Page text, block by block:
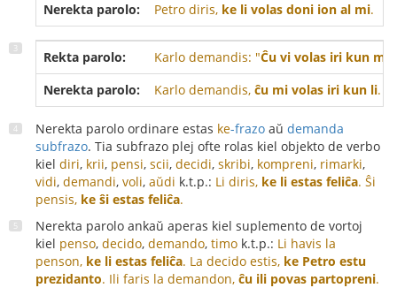
Nerekta parolo:
Petro diris, ke li volas doni ion al mi.
Rekta parolo: Karlo demandis: "Ĉu vi volas iri kun mi?
Nerekta parolo:
Karlo demandis, ĉu mi volas iri kun li.
Nerekta parolo ordinare estas ke-frazo aŭ demanda
subfrazo. Tia subfrazo plej ofte rolas kiel objekto de verbo
kiel diri, krii, pensi, scii, decidi, skribi, kompreni, rimarki,
vidi, demandi, voli, aŭdi k.t.p.: Li diris, ke li estas feliĉa. Ŝi
pensis, ke ŝi estas feliĉa.
Nerekta parolo ankaŭ aperas kiel suplemento de vortoj
kiel penso, decido, demando, timo k.t.p.: Li havis la
penson, ke li estas feliĉa. La decido estis, ke Petro estu
prezidanto. Ili faris la demandon, ĉu ili povas partopreni.